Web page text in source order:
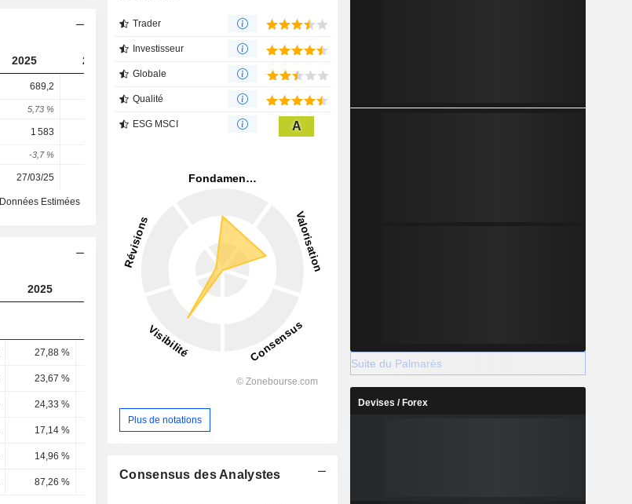
2025 2026
689,2
5,73 %
1 583 921,7
-3,7 %
27/03/25 -
Données Estimées
2025
27,88 % 20,84 % 20,92 % 20,23 %
23,67 % 15,27 % 15,11 %
24,33 %
17,14 % 14,22 % 11,4 %
14,96 %
87,26 % 58,36 % 82,49 % 75,45 %
Trader
Investisseur
Globale
Qualité
ESG MSCI A
Plus de notations
Consensus des Analystes
Suite du Palmarès
Devises / Forex